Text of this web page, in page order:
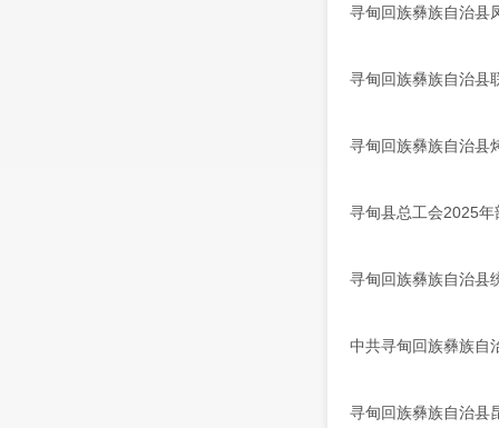
寻甸回族彝族自治县
寻甸回族彝族自治县
寻甸回族彝族自治县
寻甸县总工会2025
寻甸回族彝族自治县
中共寻甸回族彝族自
寻甸回族彝族自治县